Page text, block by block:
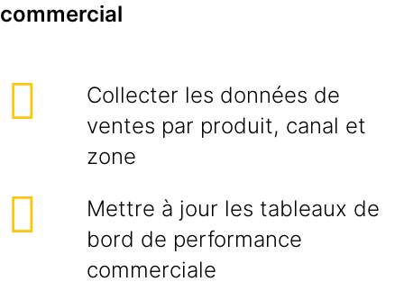
commercial
Collecter les données de
ventes par produit, canal et
zone
Mettre à jour les tableaux de
bord de performance
commerciale